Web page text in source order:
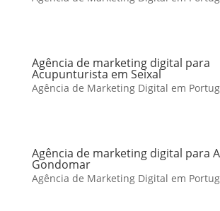
Agência de marketing digital para
Acupunturista em Seixal
Agência de Marketing Digital em
Agência de marketing digital para
Gondomar
Agência de Marketing Digital em